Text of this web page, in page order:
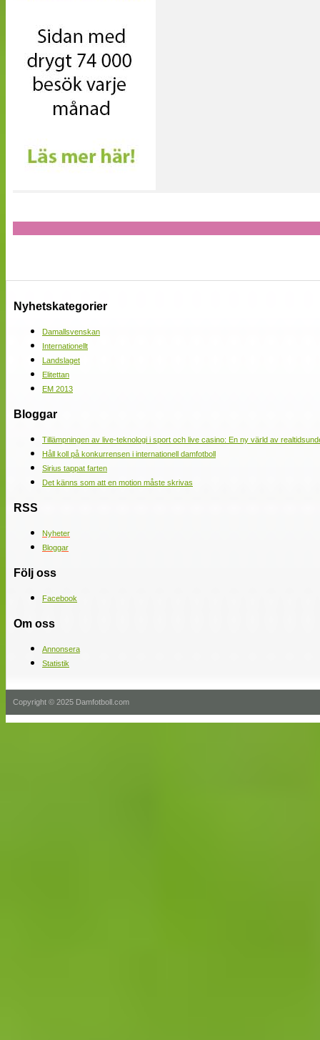
Nyhetskategorier
Damallsvenskan
Internationellt
Landslaget
Elitettan
EM 2013
Bloggar
Tillämpningen av live-teknologi i sport och live casino: En ny värld av
Håll koll på konkurrensen i internationell damfotboll
Sirius tappat farten
Det känns som att en motion måste skrivas
RSS
Nyheter
Bloggar
Följ oss
Facebook
Om oss
Annonsera
Statistik
Copyright © 2025 Damfotboll.com